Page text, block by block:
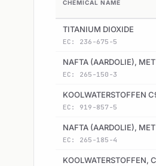
CHEMICAL NAME
TITANIUM DIOXIDE
EC: 236-675-5
NAFTA (AARDOLIE),
EC: 265-150-3
KOOLWATERSTOFFEN
EC: 919-857-5
NAFTA (AARDOLIE),
EC: 265-185-4
KOOLWATERSTOFFEN,